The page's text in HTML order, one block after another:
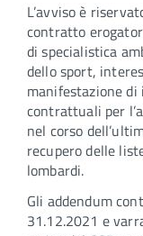
L’avviso è
contratto
di specialistica
dello sport,
manifestazione
contrattuali per
nel corso
recupero delle
lombardi.
Gli addendum
31.12.2021 e